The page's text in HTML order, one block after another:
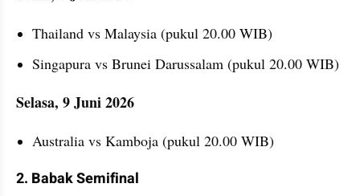
Thailand vs Malaysia (pukul 20.00 WIB)
Singapura vs Brunei Darussalam (pukul 20.00 WIB)
Selasa, 9 Juni 2026
Australia vs Kamboja (pukul 20.00 WIB)
2. Babak Semifinal